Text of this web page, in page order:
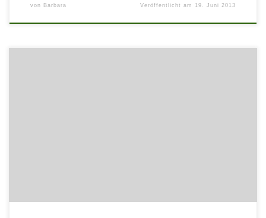
von Barbara Veröffentlicht am 19. Juni 2013